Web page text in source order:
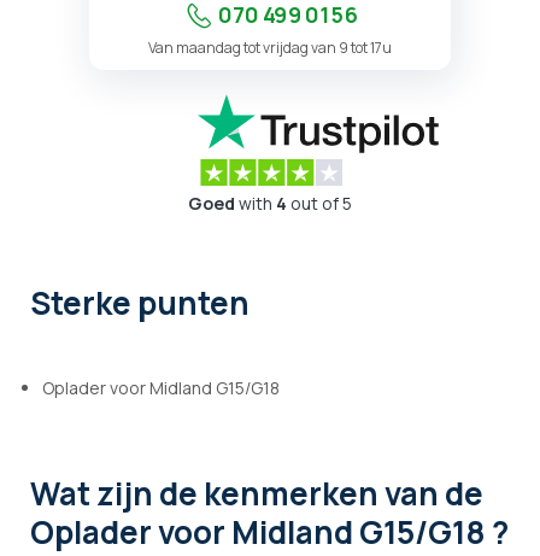
070 499 01 56
Van maandag tot vrijdag van 9 tot 17u
Goed with 4 out of 5
Sterke punten
Oplader voor Midland G15/G18
Wat zijn de kenmerkenvan de
Oplader voor Midland G15/G18 ?